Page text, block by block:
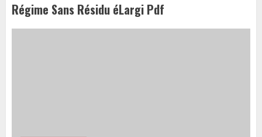
Régime Sans Résidu éLargi Pdf